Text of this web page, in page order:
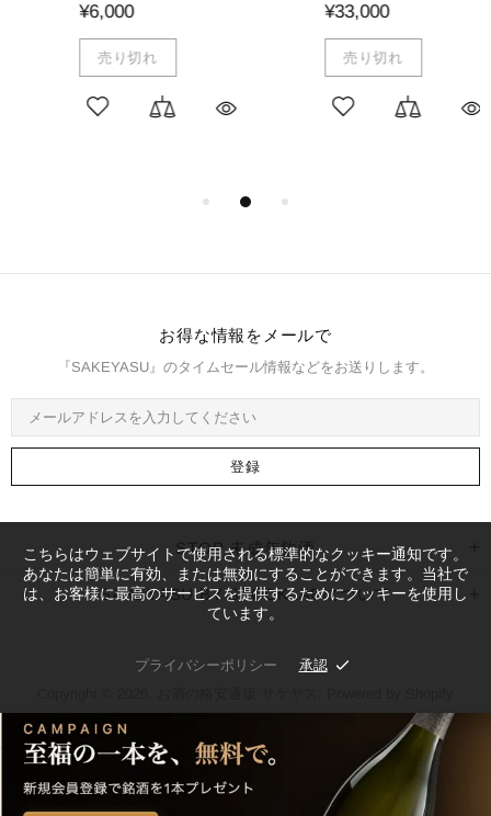
お得な情報をメールで
『SAKEYASU』のタイムセール情報などをお送りします。
STOP 未成年飲酒
SAKEYASU BY STOCKLABについて
こちらはウェブサイトで使用される標準的なクッキー通知です。
あなたは簡単に有効、または無効にすることができます。当社で
は、お客様に最高のサービスを提供するためにクッキーを使用し
ています。
プライバシーポリシー 承認